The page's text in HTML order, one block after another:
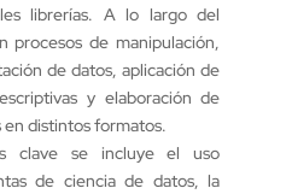
librerías. A lo largo del
procesos de manipulación,
de datos, aplicación de
y elaboración de
distintos formatos.
clave se incluye el uso
de ciencia de datos, la